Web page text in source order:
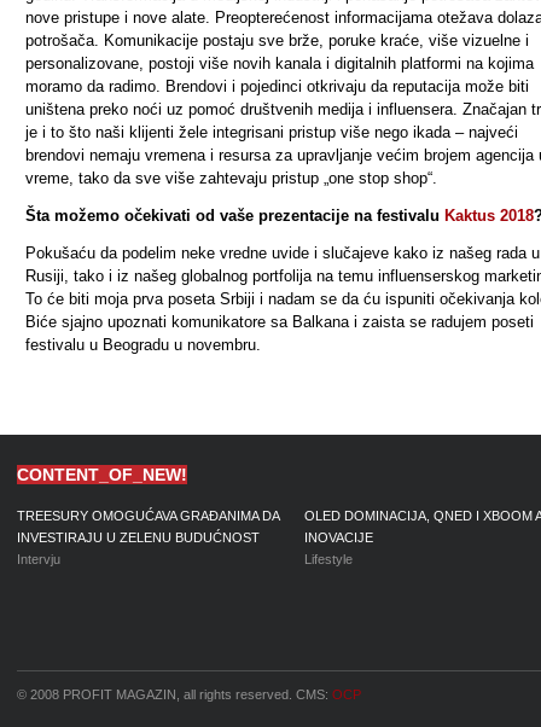
nove pristupe i nove alate. Preopterećenost informacijama otežava
potrošača. Komunikacije postaju sve brže, poruke kraće, više vizuelne i
personalizovane, postoji više novih kanala i digitalnih platformi na kojima
moramo da radimo. Brendovi i pojedinci otkrivaju da reputacija može biti
uništena preko noći uz pomoć društvenih medija i influensera. Značajan
je i to što naši klijenti žele integrisani pristup više nego ikada – najveći
brendovi nemaju vremena i resursa za upravljanje većim brojem agencija
vreme, tako da sve više zahtevaju pristup „one stop shop“.
Šta možemo očekivati od vaše prezentacije na festivalu Kaktus 2018
Pokušaću da podelim neke vredne uvide i slučajeve kako iz našeg rada u
Rusiji, tako i iz našeg globalnog portfolija na temu influenserskog
To će biti moja prva poseta Srbiji i nadam se da ću ispuniti očekivanja
Biće sjajno upoznati komunikatore sa Balkana i zaista se radujem poseti
festivalu u Beogradu u novembru.
CONTENT_OF_NEW!
TREESURY OMOGUĆAVA GRAĐANIMA DA
INVESTIRAJU U ZELENU BUDUĆNOST
Intervju
OLED DOMINACIJA, QNED I XBOOM
INOVACIJE
Lifestyle
© 2008 PROFIT MAGAZIN, all rights reserved. CMS: OCP